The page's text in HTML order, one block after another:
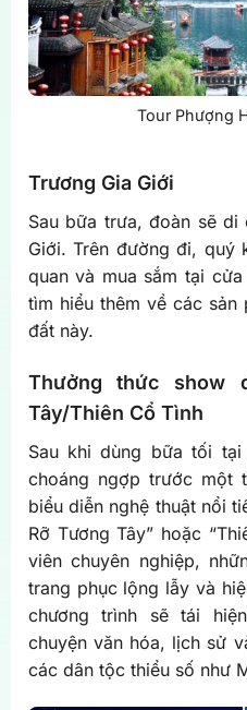
Tour Phượng
Trương Gia Giới
Sau bữa trưa, đoàn sẽ di
Giới. Trên đường đi, quý
quan và mua sắm tại cửa
tìm hiểu thêm về các sản
đất này.
Thưởng thức show
Tây/Thiên Cổ Tình
Sau khi dùng bữa tối
choáng ngợp trước một
biểu diễn nghệ thuật nổi
Rỡ Tương Tây” hoặc
viên chuyên nghiệp,
trang phục lộng lẫy và
chương trình sẽ tái
chuyện văn hóa, lịch sử
các dân tộc thiểu số như